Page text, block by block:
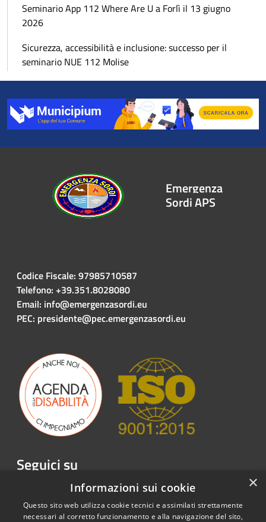
Seminario App 112 Where Are U a Forlì il 13 giugno
2026
Sicurezza, accessibilità e inclusione: successo per il
seminario NUE 112 Molise
Emergenza
Sordi APS
Codice Fiscale: 97985710587
Telefono: +39.351.8028080
Email: info@emergenzasordi.eu
PEC: presidente@pec.emergenzasordi.eu
Seguici su
FacebookTwitterYoutubeInstagramLinkedInTelegram ×
Informazioni sui cookie
Questo sito web utilizza cookie tecnici e assimilati strettamente
necessari al corretto funzionamento e alla navigazione del sito,